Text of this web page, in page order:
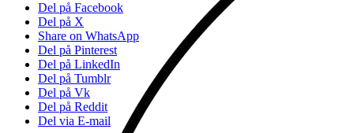
Del på Facebook
Del på X
Share on WhatsApp
Del på Pinterest
Del på LinkedIn
Del på Tumblr
Del på Vk
Del på Reddit
Del via E-mail